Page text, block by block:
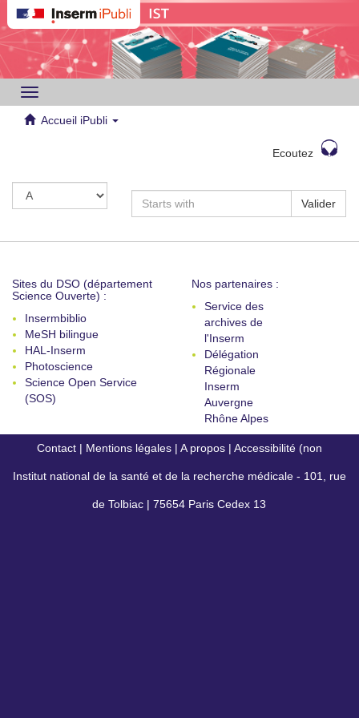
Toggle
navigation
Accueil iPubli
Ecoutez
Valider
Sites du DSO (département
Science Ouverte) :
Insermbiblio
MeSH bilingue
HAL-Inserm
Photoscience
Science Open Service
(SOS)
Nos partenaires :
Service des
archives de
l'Inserm
Délégation
Régionale
Inserm
Auvergne
Rhône Alpes
Contact | Mentions légales | A propos | Accessibilité (non
conforme)
Institut national de la santé et de la recherche médicale - 101, rue
de Tolbiac | 75654 Paris Cedex 13